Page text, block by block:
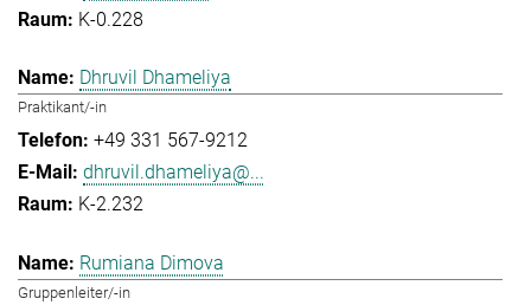
K-0.228
Dhruvil Dhameliya
Praktikant/-in
+49 331 567-9212
dhruvil.dhameliya@...
K-2.232
Rumiana Dimova
Gruppenleiter/-in